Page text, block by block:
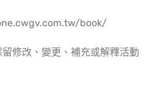
book/
修改、變更、補充或解釋活動